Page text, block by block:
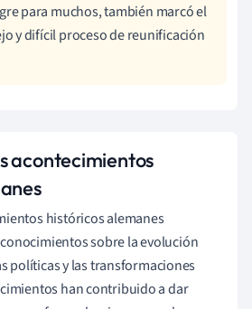
para muchos, también marcó el
y difícil proceso de reunificación
acontecimientos
históricos alemanes
sobre la evolución
políticas y las transformaciones
han contribuido a dar